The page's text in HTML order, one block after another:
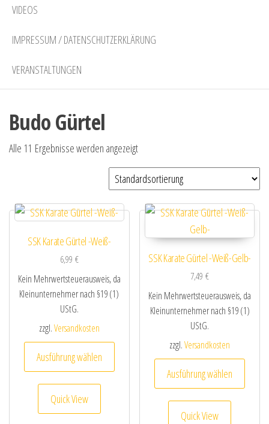
VIDEOS
IMPRESSUM / DATENSCHUTZERKLÄRUNG
VERANSTALTUNGEN
Budo Gürtel
Alle 11 Ergebnisse werden angezeigt
SSK Karate Gürtel -Weiß-
6,99 €
Kein Mehrwertsteuerausweis, da
Kleinunternehmer nach §19 (1)
UStG.
zzgl.Versandkosten
Ausführung wählen
Dieses Produkt weist mehrere Varianten
Quick View
SSK Karate Gürtel -Weiß-Gelb-
7,49€
Kein Mehrwertsteuerausweis, da
Kleinunternehmer nach §19 (1)
UStG.
zzgl.Versandkosten
Ausführung wählen
Quick View